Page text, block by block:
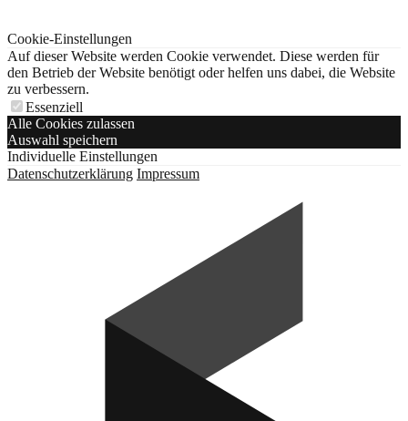
Cookie-Einstellungen
Auf dieser Website werden Cookie verwendet. Diese werden für
den Betrieb der Website benötigt oder helfen uns dabei, die Website
zu verbessern.
Essenziell
Alle Cookies zulassen
Auswahl speichern
Individuelle Einstellungen
Datenschutzerklärung Impressum